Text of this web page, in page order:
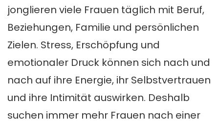
jonglieren viele Frauen täglich mit Beruf,
Beziehungen, Familie und persönlichen
Zielen. Stress, Erschöpfung und
emotionaler Druck können sich nach und
nach auf ihre Energie, ihr Selbstvertrauen
und ihre Intimität auswirken. Deshalb
suchen immer mehr Frauen nach einer